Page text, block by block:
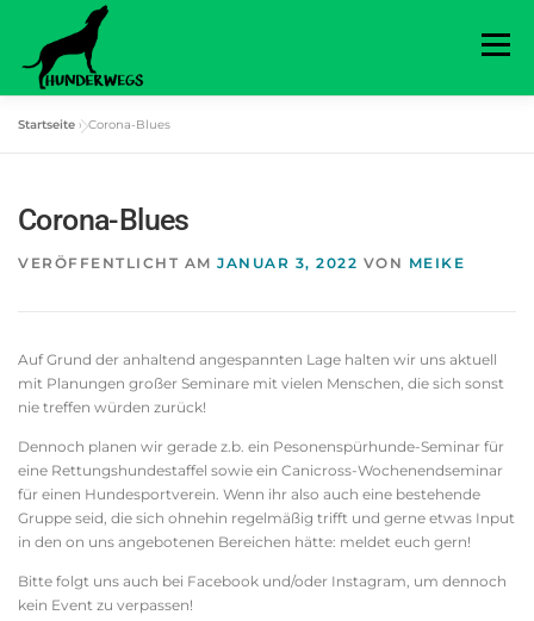
springen
Menü
ÜBER MICH KONTAKT
Startseite »Corona-Blues
Corona-Blues
VERÖFFENTLICHT AM JANUAR 3, 2022 VON MEIKE
Auf Grund der anhaltend angespannten Lage halten wir uns aktuell
mit Planungen großer Seminare mit vielen Menschen, die sich sonst
nie treffen würden zurück!
Dennoch planen wir gerade z.b. ein Pesonenspürhunde-Seminar für
eine Rettungshundestaffel sowie ein Canicross-Wochenendseminar
für einen Hundesportverein. Wenn ihr also auch eine bestehende
Gruppe seid, die sich ohnehin regelmäßig trifft und gerne etwas Input
in den on uns angebotenen Bereichen hätte: meldet euch gern!
Bitte folgt uns auch bei Facebook und/oder Instagram, um dennoch
kein Event zu verpassen!